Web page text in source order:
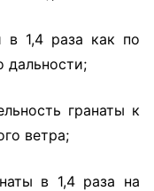
в 1,4 раза как по
дальности;
гранаты к
ветра;
в 1,4 раза на